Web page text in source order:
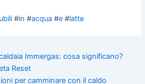
#in #acqua #e #latte
Immergas: cosa significano?
Reset
per camminare con il caldo